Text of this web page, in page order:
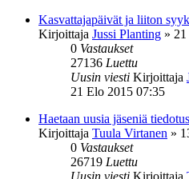
Kasvattajapäivät ja liiton
Kirjoittaja Jussi Planting »
0 Vastaukset
27136 Luettu
Uusin viesti Kirjoittaja
21 Elo 2015 07:35
Haetaan uusia jäseniä
Kirjoittaja Tuula Virtanen »
0 Vastaukset
26719 Luettu
Uusin viesti Kirjoittaja